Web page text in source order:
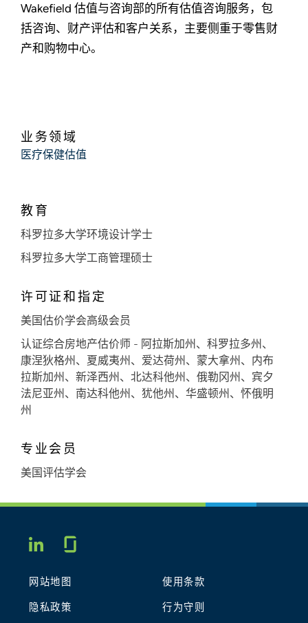
Wakefield 估值与咨询部的所有估值咨询服务，包
括咨询、财产评估和客户关系，主要侧重于零售财
产和购物中心。
业务领域
医疗保健估值
教育
科罗拉多大学环境设计学士
科罗拉多大学工商管理硕士
许可证和指定
美国估价学会高级会员
认证综合房地产估价师 - 阿拉斯加州、科罗拉多州、
康涅狄格州、夏威夷州、爱达荷州、蒙大拿州、内布
拉斯加州、新泽西州、北达科他州、俄勒冈州、宾夕
法尼亚州、南达科他州、犹他州、华盛顿州、怀俄明
州
专业会员
美国评估学会
LINKEDIN
网站地图 使用条款
隐私政策 行为守则